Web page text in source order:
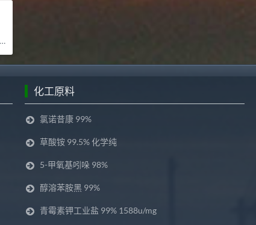
化工原料
氯诺昔康 99%
草酸铵 99.5% 化学纯
5-甲氧基吲哚 98%
醇溶苯胺黑 99%
青霉素钾工业盐 99% 1588u/mg